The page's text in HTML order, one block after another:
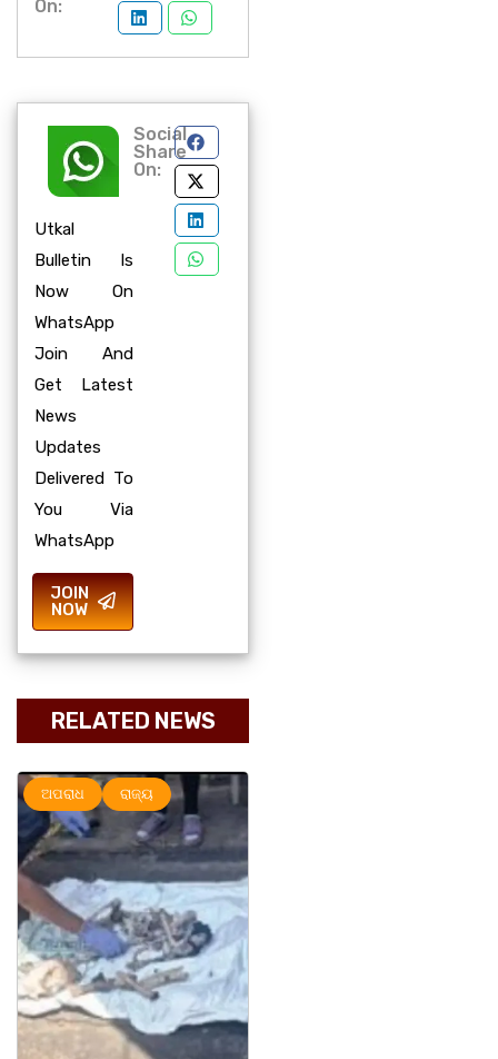
On:
Utkal
Bulletin Is
Now On
WhatsApp
Join And
Get Latest
News
Updates
Delivered To
You Via
WhatsApp
JOIN
NOW
Social
Share
On:
RELATED NEWS
ଅପରାଧ ରାଜ୍ୟ